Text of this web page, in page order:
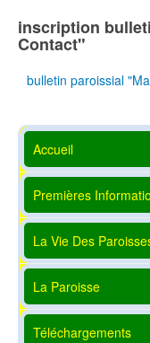
inscription
Contact"
bulletin paroissial
Accueil
Premières
La Vie Des
La Paroisse
Téléchargements